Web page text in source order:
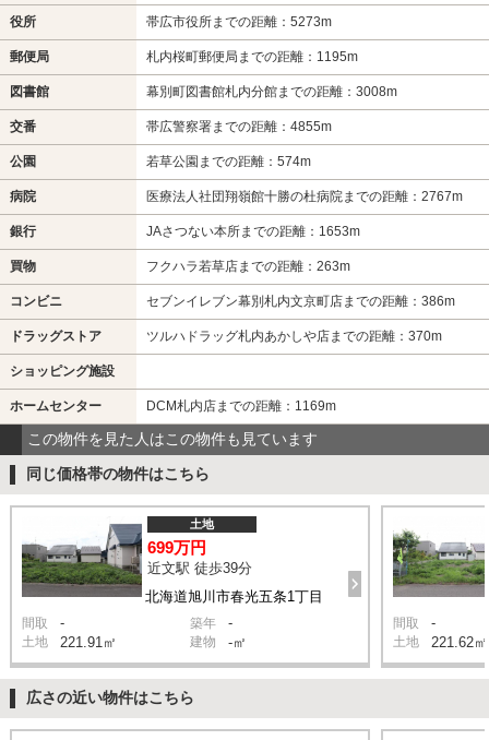
役所 帯広市役所までの距離：5273m
郵便局 札内桜町郵便局までの距離：1195m
図書館 幕別町図書館札内分館までの距離：3008m
交番 帯広警察署までの距離：4855m
公園 若草公園までの距離：574m
病院 医療法人社団翔嶺館十勝の杜病院までの距離：2767m
銀行 JAさつない本所までの距離：1653m
買物 フクハラ若草店までの距離：263m
コンビニ セブンイレブン幕別札内文京町店までの距離：386m
ドラッグストア ツルハドラッグ札内あかしや店までの距離：370m
ショッピング施設
ホームセンター DCM札内店までの距離：1169m
この物件を見た人はこの物件も見ています
同じ価格帯の物件はこちら
北海道旭川市春光五条1丁目
土地
699万円
近文駅 徒歩39分
間取 - 築年 -
土地 221.91㎡ 建物 -㎡
間取 -
土地 221.62㎡
広さの近い物件はこちら